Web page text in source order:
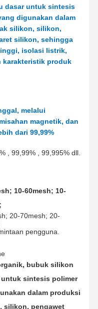
dasar untuk sintesis
digunakan dalam
silikon, silikon,
silikon, sehingga
isolasi listrik,
karakteristik produk
melalui
magnetik, dan
dari 99,99%
, 99,99% , 99,995% dll.
10-60mesh; 10-
20-70mesh; 20-
pengguna.
bubuk silikon
sintesis polimer
dalam produksi
silikon, pengawet